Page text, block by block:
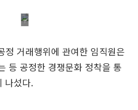
정 거래행위에 관여한 임직원은
등 공정한 경쟁문화 정착을 통
나섰다.